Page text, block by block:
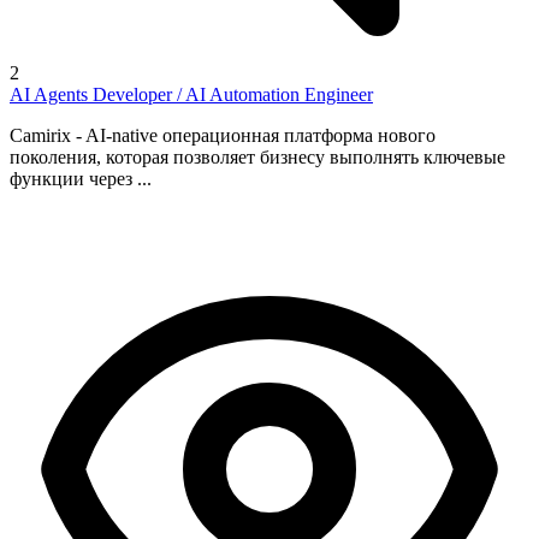
2
AI Agents Developer / AI Automation Engineer
Camirix - AI-native операционная платформа нового
поколения, которая позволяет бизнесу выполнять ключевые
функции через ...